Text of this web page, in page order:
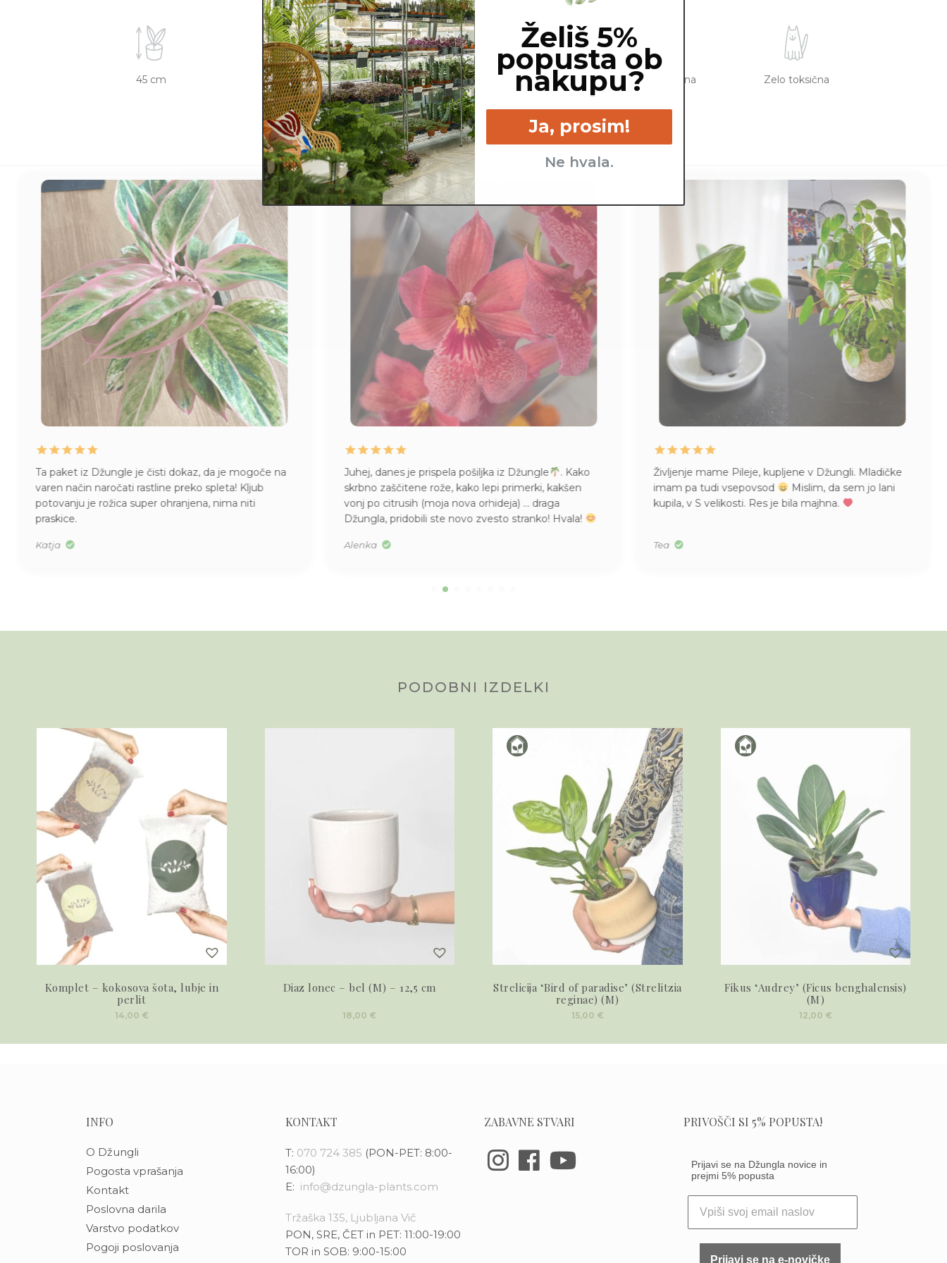
45 cm 14 cm
Veliko - maram vseskozi
vlažno zemljo.
Veliko - posredna sončna
svetloba.
Zelo toksična
Ta paket iz Džungle je čisti dokaz, da je mogoče na
varen način naročati rastline preko spleta! Kljub
potovanju je rožica super ohranjena, nima niti
praskice.
Katja
Juhej, danes je prispela pošiljka iz Džungle
. Kako
skrbno zaščitene rože, kako lepi primerki, kakšen
vonj po citrusih (moja nova orhideja) … draga
Džungla, pridobili ste novo zvesto stranko! Hvala!
Alenka
Življenje mame Pileje, kupljene v Džungli. Mladičke
imam pa tudi vsepovsod
Mislim, da sem jo lani
kupila, v S velikosti. Res je bila majhna.
Tea
PODOBNI IZDELKI
Komplet – kokosova šota, lubje in
perlit
14,00 €
Diaz lonec – bel (M) – 12,5 cm
18,00 €
Strelicija ‘Bird of paradise’ (Strelitzia
reginae) (M)
15,00 €
Fikus ‘Audrey’ (Ficus benghalensis)
(M)
12,00 €
INFO
O Džungli
Pogosta vprašanja
Kontakt
Poslovna darila
Varstvo podatkov
Pogoji poslovanja
KONTAKT
T: 070 724 385 (PON-PET: 8:00-
16:00)
E: info@dzungla-plants.com
Tržaška 135, Ljubljana Vič
PON, SRE, ČET in PET: 11:00-19:00
TOR in SOB: 9:00-15:00
ZABAVNE STVARI PRIVOŠČI SI 5% POPUSTA!
Prijavi se na Džungla novice in
prejmi 5% popusta
Prijavi se na e-novičke
Želiš 5%
popusta ob
nakupu?
Ja, prosim!
Ne hvala.